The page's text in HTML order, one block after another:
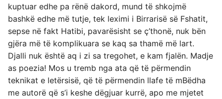
kuptuar edhe pa rënë dakord, mund të shkojmë
bashkë edhe më tutje, tek leximi i Birrarisë së Fshatit,
sepse në fakt Hatibi, pavarësisht se ç’thonë, nuk bën
gjëra më të komplikuara se kaq sa thamë më lart.
Djalli nuk është aq i zi sa tregohet, e kam fjalën. Madje
as poezia! Mos u tremb nga ata që të përmendin
teknikat e letërsisë, që të përmendin llafe të mBëdha
me autorë që s’i keshe dëgjuar kurrë, apo me mjetet